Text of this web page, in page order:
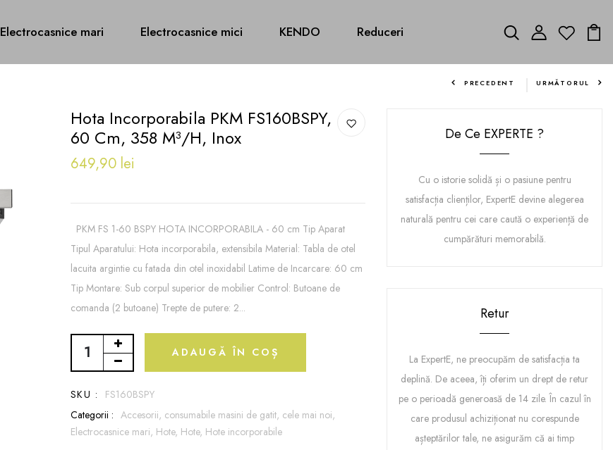
Electrocasnice mari Electrocasnice mici KENDO Reduceri
PRECEDENT URMĂTORUL
Hota Incorporabila PKM FS160BSPY,
60 Cm, 358 M³/h, Inox
649,90 lei
PKM FS 1-60 BSPY HOTA INCORPORABILA - 60 cm Tip Aparat
Tipul Aparatului: Hota incorporabila, extensibila Material: Tabla de otel
lacuita argintie cu fatada din otel inoxidabil Latime de Incarcare: 60 cm
Tip Montare: Sub corpul superior de mobilier Control: Butoane de
comanda (2 butoane) Trepte de putere: 2...
ADAUGĂ ÎN COȘ
SKU :
FS160BSPY
Categorii : Accesorii, consumabile masini de gatit, cele mai noi,
Electrocasnice mari, Hote, Hote, Hote incorporabile
De Ce EXPERTE ?
Cu o istorie solidă și o pasiune pentru
satisfacția clienților, ExpertE devine alegerea
naturală pentru cei care caută o experiență de
cumpărături memorabilă.
Retur
La ExpertE, ne preocupăm de satisfacția ta
deplină. De aceea, îți oferim un drept de retur
pe o perioadă generoasă de 14 zile. În cazul în
care produsul achiziționat nu corespunde
așteptărilor tale, ne asigurăm că ai timp